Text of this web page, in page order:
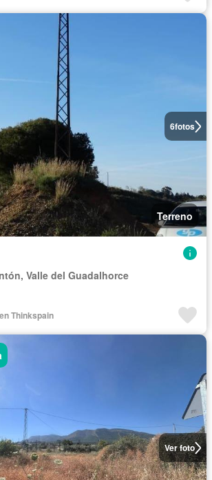
6fotos
Terreno
Valle del Guadalhorce
Thinkspain
Ver foto